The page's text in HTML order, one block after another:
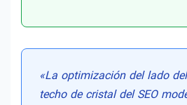
«La optimización del lado
techo de cristal del SEO